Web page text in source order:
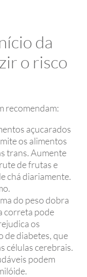
da
o risco
recomendam:
açucarados
os alimentos
trans. Aumente
de frutas e
chá diariamente.
do peso dobra
correta pode
os
de diabetes, que
células cerebrais.
​​podem